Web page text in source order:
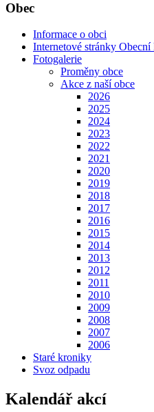
Obec
Informace o obci
Internetové stránky
Fotogalerie
Proměny obce
Akce z naší obce
2026
2025
2024
2023
2022
2021
2020
2019
2018
2017
2016
2015
2014
2013
2012
2011
2010
2009
2008
2007
2006
Staré kroniky
Svoz odpadu
Kalendář akcí